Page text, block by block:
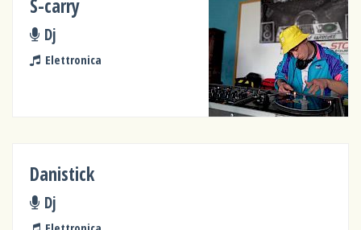
S-carry
Dj
Elettronica
Danistick
Dj